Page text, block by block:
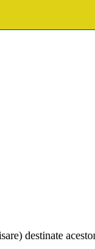
destinate